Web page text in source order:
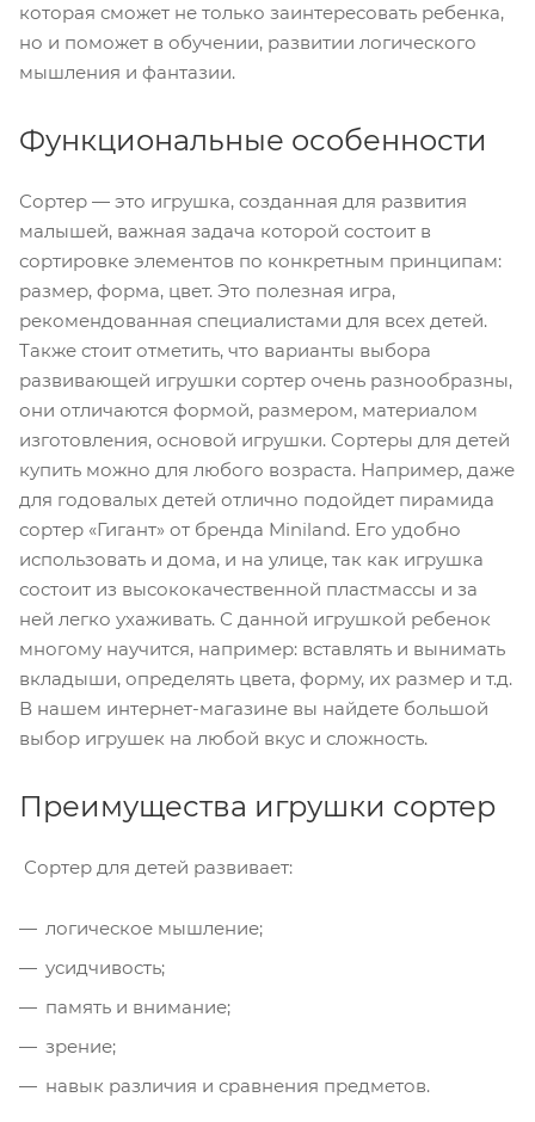
которая сможет не только заинтересовать ребенка,
но и поможет в обучении, развитии логического
мышления и фантазии.
Функциональные особенности
Сортер — это игрушка, созданная для развития
малышей, важная задача которой состоит в
сортировке элементов по конкретным принципам:
размер, форма, цвет. Это полезная игра,
рекомендованная специалистами для всех детей.
Также стоит отметить, что варианты выбора
развивающей игрушки сортер очень разнообразны,
они отличаются формой, размером, материалом
изготовления, основой игрушки. Сортеры для детей
купить можно для любого возраста. Например, даже
для годовалых детей отлично подойдет пирамида
сортер «Гигант» от бренда Miniland. Его удобно
использовать и дома, и на улице, так как игрушка
состоит из высококачественной пластмассы и за
ней легко ухаживать. С данной игрушкой ребенок
многому научится, например: вставлять и вынимать
вкладыши, определять цвета, форму, их размер и т.д.
В нашем интернет-магазине вы найдете большой
выбор игрушек на любой вкус и сложность.
Преимущества игрушки сортер
Сортер для детей развивает:
логическое мышление;
усидчивость;
память и внимание;
зрение;
навык различия и сравнения предметов.